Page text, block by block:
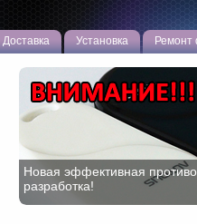
Доставка Установка Ремонт
Новая эффективная
разработка!